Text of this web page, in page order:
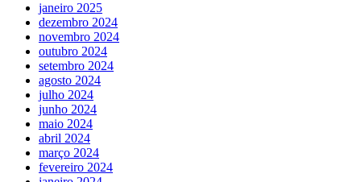
janeiro 2025
dezembro 2024
novembro 2024
outubro 2024
setembro 2024
agosto 2024
julho 2024
junho 2024
maio 2024
abril 2024
março 2024
fevereiro 2024